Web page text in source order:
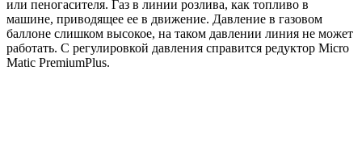
или пеногасителя. Газ в линии розлива, как топливо в
машине, приводящее ее в движение. Давление в газовом
баллоне слишком высокое, на таком давлении линия не может
работать. С регулировкой давления справится редуктор Micro
Matic PremiumPlus.